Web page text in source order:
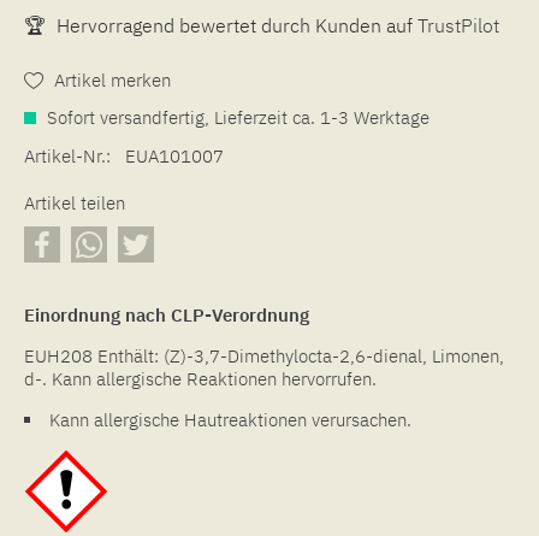
🏆 Hervorragend bewertet durch Kunden auf TrustPilot
Artikel merken
Sofort versandfertig, Lieferzeit ca. 1-3 Werktage
Artikel-Nr.:
EUA101007
Artikel teilen
Einordnung nach CLP-Verordnung
EUH208 Enthält: (Z)-3,7-Dimethylocta-2,6-dienal, Limonen,
d-. Kann allergische Reaktionen hervorrufen.
Kann allergische Hautreaktionen verursachen.